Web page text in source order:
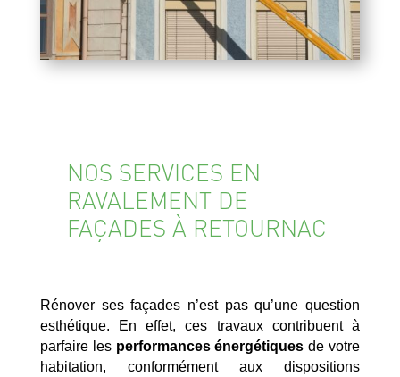
NOS SERVICES EN
RAVALEMENT DE
FAÇADES À RETOURNAC
Rénover ses façades n’est pas qu’une question
esthétique. En effet, ces travaux contribuent à
parfaire les performances énergétiques de votre
habitation, conformément aux dispositions